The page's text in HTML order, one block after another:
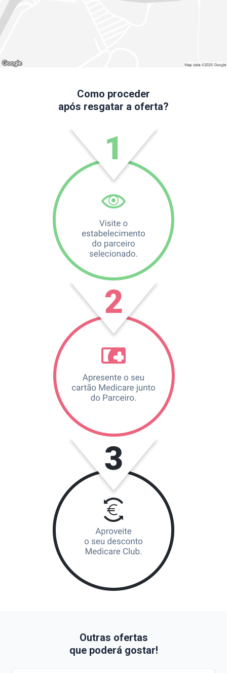
Como proceder
após resgatar a oferta?
Outras ofertas
que poderá gostar!